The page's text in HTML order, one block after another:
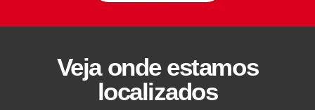
Veja onde estamos
localizados